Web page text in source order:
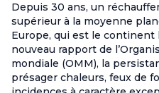
Depuis 30 ans, un
supérieur à la moyenne
Europe, qui est le continent
nouveau rapport de
mondiale (OMM), la
présager chaleurs, feux de